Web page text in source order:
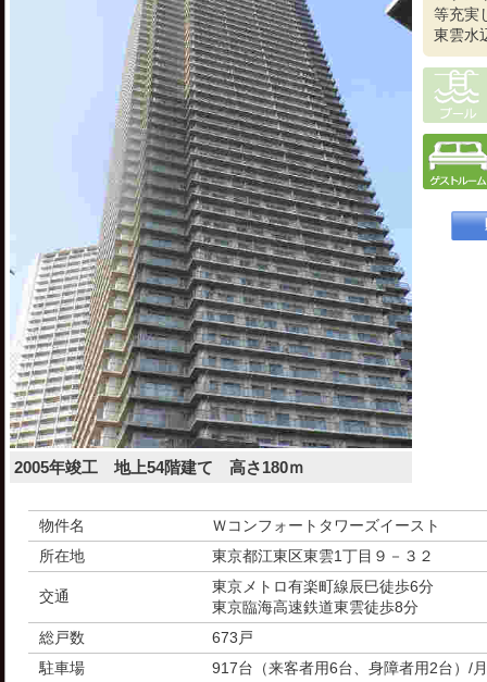
2005年竣工 地上54階建て 高さ180ｍ
等充実
東雲水
物件名
Ｗコンフォートタワーズイースト
所在地
東京都江東区東雲1丁目９－３２
交通
東京メトロ有楽町線辰巳徒歩6分
東京臨海高速鉄道東雲徒歩8分
総戸数
673戸
駐車場
917台（来客者用6台、身障者用2台）/